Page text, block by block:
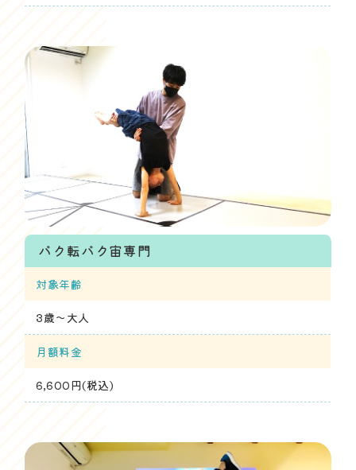
バク転バク宙専門
対象年齢
3歳～大人
月額料金
6,600円(税込)